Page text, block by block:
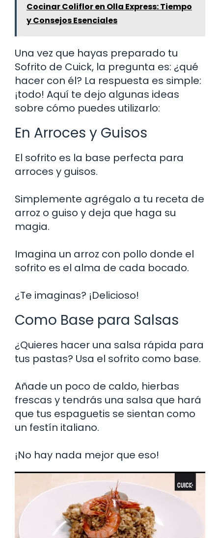
Cocinar Coliflor en Olla Express: Tiempo
y Consejos Esenciales
Una vez que hayas preparado tu
Sofrito de Cuick, la pregunta es: ¿qué
hacer con él? La respuesta es simple:
¡todo! Aquí te dejo algunas ideas
sobre cómo puedes utilizarlo:
En Arroces y Guisos
El sofrito es la base perfecta para
arroces y guisos.
Simplemente agrégalo a tu receta de
arroz o guiso y deja que haga su
magia.
Imagina un arroz con pollo donde el
sofrito es el alma de cada bocado.
¿Te imaginas? ¡Delicioso!
Como Base para Salsas
¿Quieres hacer una salsa rápida para
tus pastas? Usa el sofrito como base.
Añade un poco de caldo, hierbas
frescas y tendrás una salsa que hará
que tus espaguetis se sientan como
un festín italiano.
¡No hay nada mejor que eso!